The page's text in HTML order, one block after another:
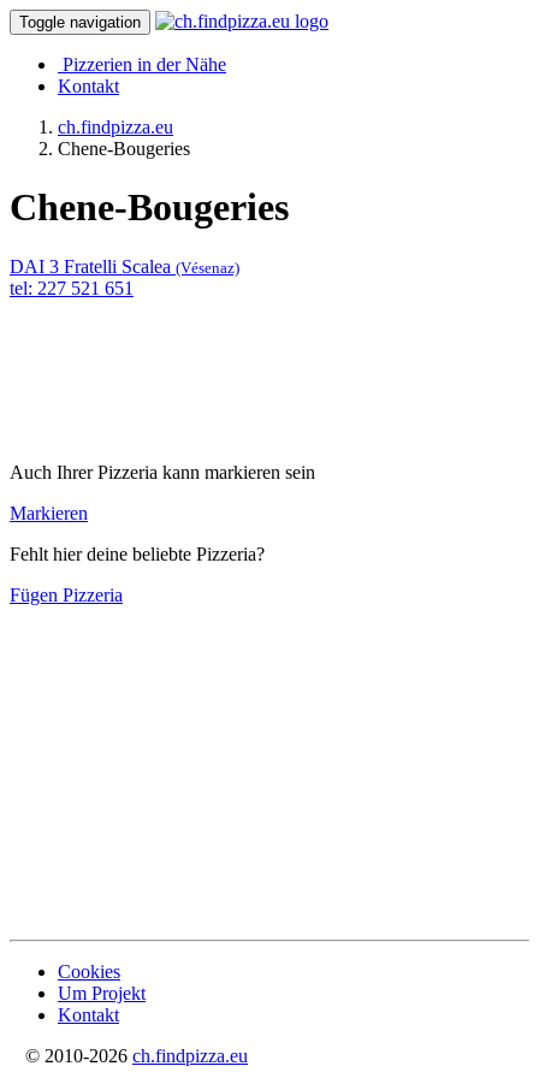
Toggle navigation
Pizzerien in der Nähe
Kontakt
ch.findpizza.eu
Chene-Bougeries
Chene-Bougeries
DAI 3 Fratelli Scalea (Vésenaz)
tel: 227 521 651
Auch Ihrer Pizzeria kann markieren sein
Markieren
Fehlt hier deine beliebte Pizzeria?
Fügen Pizzeria
Cookies
Um Projekt
Kontakt
© 2010-2026 ch.findpizza.eu